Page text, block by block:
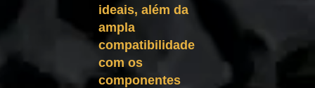
ideais, além da
ampla
compatibilidade
com os
componentes